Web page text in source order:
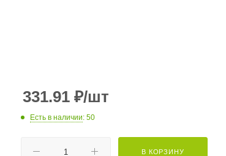
331.91 ₽/шт
Есть в наличии: 50
В КОРЗИНУ